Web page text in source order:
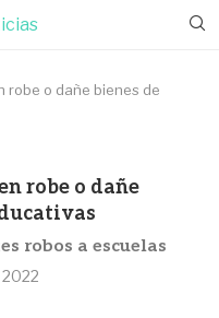
robe o dañe bienes de
robe o dañe
robos a escuelas
2022